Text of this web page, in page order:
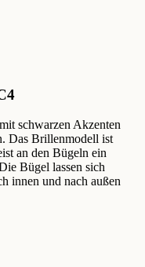
schwarzen Akzenten
Das Brillenmodell ist
an den Bügeln ein
Bügel lassen sich
innen und nach außen